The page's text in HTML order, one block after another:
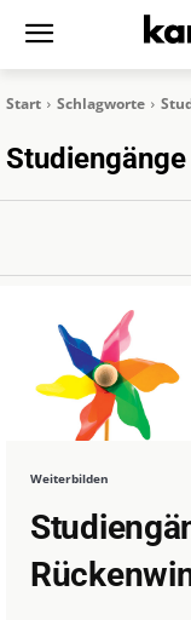
Start Schlagworte
Studiengänge
Weiterbilden